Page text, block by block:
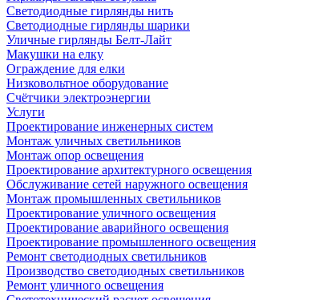
Светодиодные гирлянды нить
Светодиодные гирлянды шарики
Уличные гирлянды Белт-Лайт
Макушки на елку
Ограждение для елки
Низковольтное оборудование
Счётчики электроэнергии
Услуги
Проектирование инженерных систем
Монтаж уличных светильников
Монтаж опор освещения
Проектирование архитектурного освещения
Обслуживание сетей наружного освещения
Монтаж промышленных светильников
Проектирование уличного освещения
Проектирование аварийного освещения
Проектирование промышленного освещения
Ремонт светодиодных светильников
Производство светодиодных светильников
Ремонт уличного освещения